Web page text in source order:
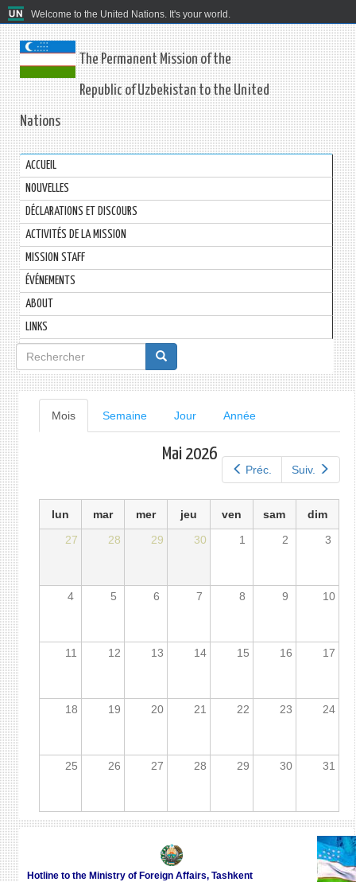
Welcome to the United Nations. It's your world.
The Permanent Mission of the
Republic of Uzbekistan to the United
Nations
ACCUEIL
NOUVELLES
DÉCLARATIONS ET DISCOURS
ACTIVITÉS DE LA MISSION
MISSION STAFF
ÉVÉNEMENTS
ABOUT
LINKS
Formulaire
de
recherche
Onglets
principaux
Mois(onglet
actif)
Semaine Jour Année
Préc. Suiv.
Mai 2026
lun mar mer jeu ven sam
dim
27
28 29 30 1 2 3
4 5 6 7 8 9 10
11 12 13 14 15 16 17
18 19 20 21 22 23 24
25 26 27 28 29 30 31
Hotline to the Ministry of Foreign Affairs, Tashkent